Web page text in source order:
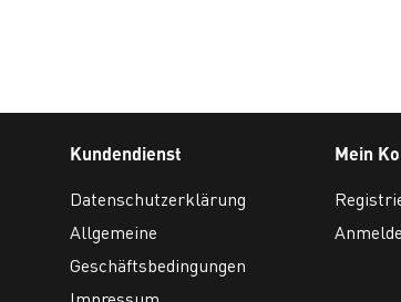
Kundendienst
Datenschutzerklärung
Allgemeine
Geschäftsbedingungen
Mein